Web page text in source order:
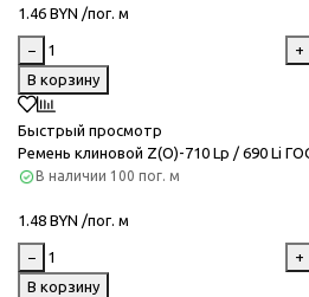
1.46 BYN /пог. м
−
+
В корзину
Быстрый просмотр
Ремень клиновой Z(O)-710 Lp / 690 Li
В наличии 100 пог. м
1.48 BYN /пог. м
−
+
В корзину